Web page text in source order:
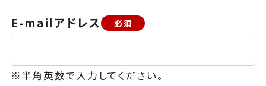
E-mailアドレス 必須
半角英数で入力してください。